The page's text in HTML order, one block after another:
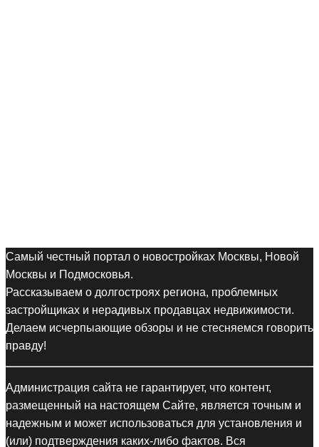
Самый честный портал о новостройках Москвы, Новой
Москвы и Подмосковья.
Рассказываем о долгостроях региона, проблемных
застройщиках и нерадивых продавцах недвижимости.
Делаем исчерпыающие обзоры и не стесняемся говорить
правду!
Администрация сайта не гарантирует, что контент,
размещенный на настоящем Сайте, является точным и
надежным и может использоваться для установления и
(или) подтверждения каких-либо фактов. Вся